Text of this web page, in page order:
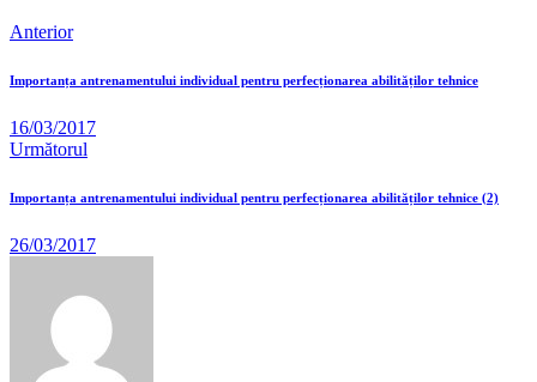
Anterior
Importanța antrenamentului individual pentru perfecționarea abilităților tehnice
16/03/2017
Următorul
Importanța antrenamentului individual pentru perfecționarea abilităților tehnice (2)
26/03/2017